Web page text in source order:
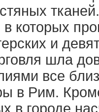
в которых
и
шла
все
в Рим.
в городе